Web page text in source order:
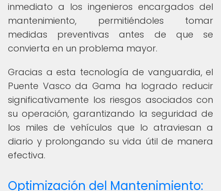
inmediato a los ingenieros encargados del
mantenimiento, permitiéndoles tomar
medidas preventivas antes de que se
convierta en un problema mayor.
Gracias a esta tecnología de vanguardia, el
Puente Vasco da Gama ha logrado reducir
significativamente los riesgos asociados con
su operación, garantizando la seguridad de
los miles de vehículos que lo atraviesan a
diario y prolongando su vida útil de manera
efectiva.
Optimización del Mantenimiento: